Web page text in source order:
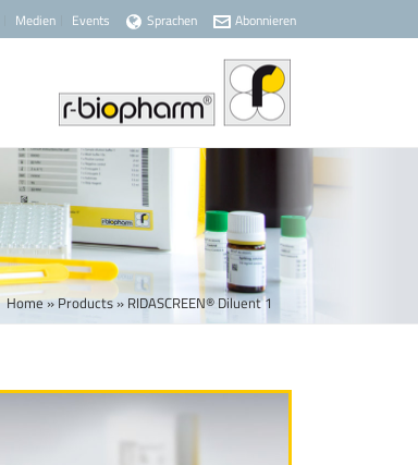
Medien Events Sprachen Abonnieren
Home »Products» RIDASCREEN® Diluent 1